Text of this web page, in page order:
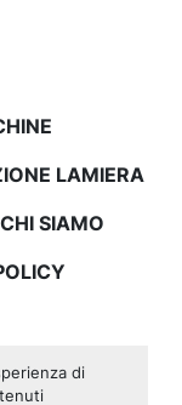
di
LAMIERA
CHI SIAMO